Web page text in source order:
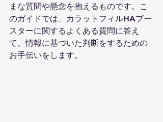
まな質問や懸念を抱えるものです。こ
のガイドでは、カラットフィルHAブー
スターに関するよくある質問に答え
て、情報に基づいた判断をするための
お手伝いをします。